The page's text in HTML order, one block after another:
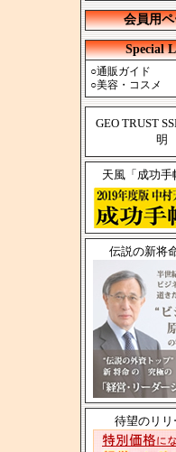
会員用
Special
○通販ガイド
○美容・コスメ
GEO TRUST
明
天風「成功手
伝説の新将
待望のリリ